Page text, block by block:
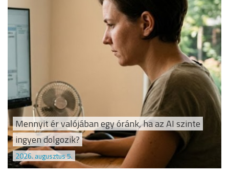
Mennyit ér valójában egy óránk, ha az AI szinte
ingyen dolgozik?
2026. augusztus 5.